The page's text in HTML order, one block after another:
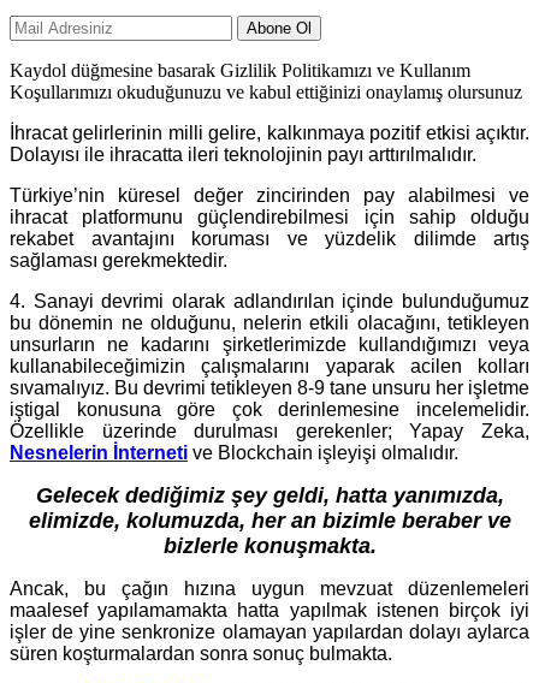
Kaydol düğmesine basarak Gizlilik Politikamızı ve Kullanım
Koşullarımızı okuduğunuzu ve kabul ettiğinizi onaylamış olursunuz
İhracat gelirlerinin milli gelire, kalkınmaya pozitif etkisi açıktır.
Dolayısı ile ihracatta ileri teknolojinin payı arttırılmalıdır.
Türkiye’nin küresel değer zincirinden pay alabilmesi ve
ihracat platformunu güçlendirebilmesi için sahip olduğu
rekabet avantajını koruması ve yüzdelik dilimde artış
sağlaması gerekmektedir.
4. Sanayi devrimi olarak adlandırılan içinde bulunduğumuz
bu dönemin ne olduğunu, nelerin etkili olacağını, tetikleyen
unsurların ne kadarını şirketlerimizde kullandığımızı veya
kullanabileceğimizin çalışmalarını yaparak acilen kolları
sıvamalıyız. Bu devrimi tetikleyen 8-9 tane unsuru her işletme
iştigal konusuna göre çok derinlemesine incelemelidir.
Özellikle üzerinde durulması gerekenler; Yapay Zeka,
Nesnelerin İnterneti ve Blockchain işleyişi olmalıdır.
Gelecek dediğimiz şey geldi, hatta yanımızda,
elimizde, kolumuzda, her an bizimle beraber ve
bizlerle konuşmakta.
Ancak, bu çağın hızına uygun mevzuat düzenlemeleri
maalesef yapılamamakta hatta yapılmak istenen birçok iyi
işler de yine senkronize olamayan yapılardan dolayı aylarca
süren koşturmalardan sonra sonuç bulmakta.